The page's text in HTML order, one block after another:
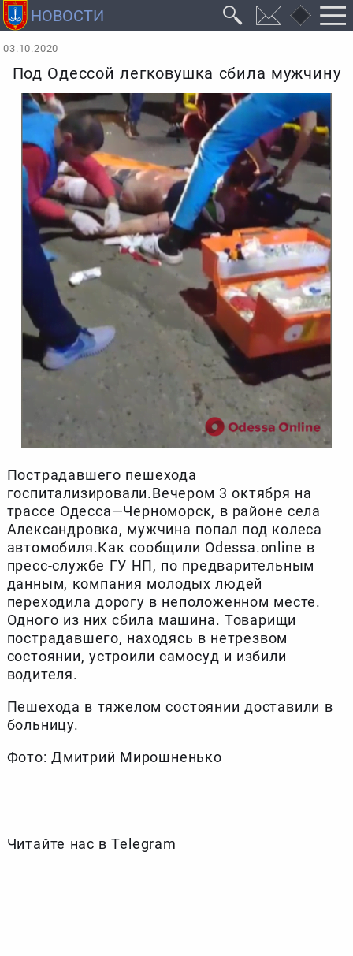
03.10.2020
Под Одессой легковушка сбила мужчину
Пострадавшего пешехода
госпитализировали.Вечером 3 октября на
трассе Одесса—Черноморск, в районе села
Александровка, мужчина попал под колеса
автомобиля.Как сообщили Odessa.online в
пресс-службе ГУ НП, по предварительным
данным, компания молодых людей
переходила дорогу в неположенном месте.
Одного из них сбила машина. Товарищи
пострадавшего, находясь в нетрезвом
состоянии, устроили самосуд и избили
водителя.
Пешехода в тяжелом состоянии доставили в
больницу.
Фото: Дмитрий Мирошненько
Читайте нас в Telegram